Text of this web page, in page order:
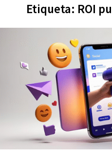
Etiqueta: ROI